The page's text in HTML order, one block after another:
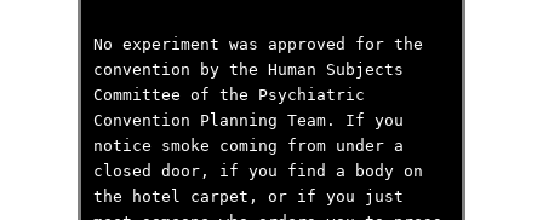
No experiment was approved for the
convention by the Human Subjects
Committee of the Psychiatric
Convention Planning Team. If you
notice smoke coming from under a
closed door, if you find a body on
the hotel carpet, or if you just